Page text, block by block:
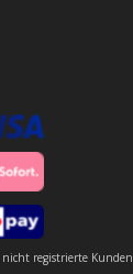
registrierte Kunden